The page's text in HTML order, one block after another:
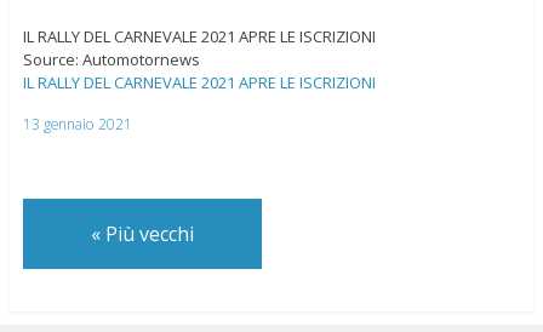
IL RALLY DEL CARNEVALE 2021 APRE LE ISCRIZIONI
Source: Automotornews
IL RALLY DEL CARNEVALE 2021 APRE LE ISCRIZIONI
13 gennaio 2021
«Più vecchi